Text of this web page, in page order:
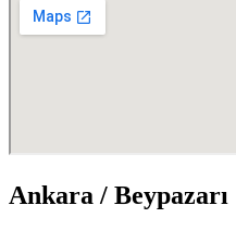
Ankara / Beypazarı